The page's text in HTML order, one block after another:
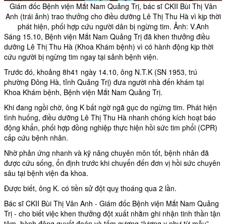
Giám đốc Bệnh viện Mắt Nam Quảng Trị, bác sĩ CKII Bùi Thị Vân
Anh (trái ảnh) trao thưởng cho điều dưỡng Lê Thị Thu Hà vì kịp thời
phát hiện, phối hợp cứu người dân bị ngừng tim. Ảnh: V.Anh
Sáng 15.10, Bệnh viện Mắt Nam Quảng Trị đã khen thưởng điều
dưỡng Lê Thị Thu Hà (Khoa Khám bệnh) vì có hành động kịp thời
cứu người bị ngừng tim ngay tại sảnh bệnh viện.
Trước đó, khoảng 8h41 ngày 14.10, ông N.T.K (SN 1953, trú
phường Đông Hà, tỉnh Quảng Trị) đưa người nhà đến khám tại
Khoa Khám bệnh, Bệnh viện Mắt Nam Quảng Trị.
Khi đang ngồi chờ, ông K bất ngờ ngã gục do ngừng tim. Phát hiện
tình huống, điều dưỡng Lê Thị Thu Hà nhanh chóng kích hoạt báo
động khẩn, phối hợp đồng nghiệp thực hiện hồi sức tim phổi (CPR)
cấp cứu bệnh nhân.
Nhờ phản ứng nhanh và kỹ năng chuyên môn tốt, bệnh nhân đã
được cứu sống, ổn định trước khi chuyển đến đơn vị hồi sức chuyên
sâu tại bệnh viện đa khoa.
Được biết, ông K. có tiền sử đột quỵ thoáng qua 2 lần.
Bác sĩ CKII Bùi Thị Vân Anh - Giám đốc Bệnh viện Mắt Nam Quảng
Trị - cho biết việc khen thưởng đột xuất nhằm ghi nhận tinh thần tận